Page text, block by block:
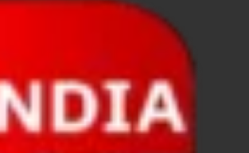
Indian Railway New Policy: ट्रेन में भी एयरपोर्ट जैसा
Soil To Silk Exhibition: सॉइल टू सिल्क’ की अनूठी
UP BJP State President: पंकज चौधरी बने उत्तर प्रदेश
BJP Working President Nitin Nabin: कौन है नितिन